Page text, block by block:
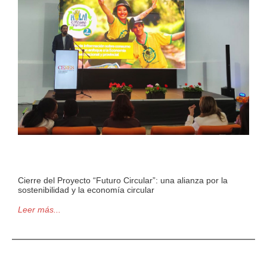
Cierre del Proyecto “Futuro Circular”: una alianza por la
sostenibilidad y la economía circular
Leer más...